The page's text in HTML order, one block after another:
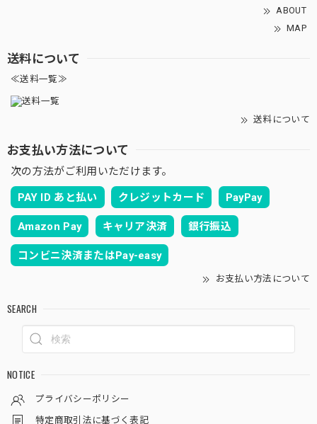
ABOUT
MAP
送料について
≪送料一覧≫
送料について
お支払い方法について
次の方法がご利用いただけます。
PAY ID あと払い クレジットカード PayPay
Amazon Pay キャリア決済 銀行振込
コンビニ決済またはPay-easy
お支払い方法について
SEARCH
NOTICE
プライバシーポリシー
特定商取引法に基づく表記